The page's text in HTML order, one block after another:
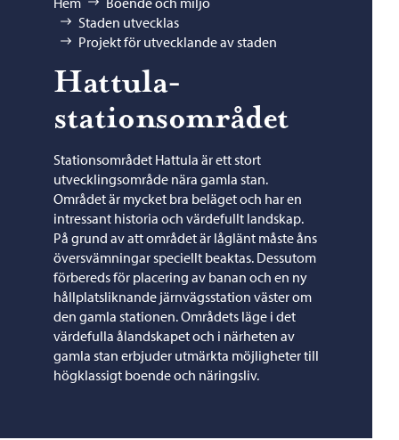
Staden utvecklas
Projekt för utvecklande av staden
Hattula-
stationsområdet
Stationsområdet Hattula är ett stort
utvecklingsområde nära gamla stan.
Området är mycket bra beläget och har en
intressant historia och värdefullt landskap.
På grund av att området är låglänt måste åns
översvämningar speciellt beaktas. Dessutom
förbereds för placering av banan och en ny
hållplatsliknande järnvägsstation väster om
den gamla stationen. Områdets läge i det
värdefulla ålandskapet och i närheten av
gamla stan erbjuder utmärkta möjligheter till
högklassigt boende och näringsliv.